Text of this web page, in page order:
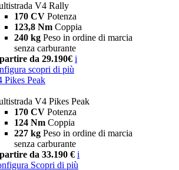
V4 Rally
170 CV Potenza
123,8 Nm Coppia
240 kg Peso in ordine di marcia
senza carburante
da 29.190€ i
scopri di più
Pikes Peak
V4 Pikes Peak
170 CV Potenza
124 Nm Coppia
227 kg Peso in ordine di marcia
senza carburante
da 33.190 € i
Scopri di più